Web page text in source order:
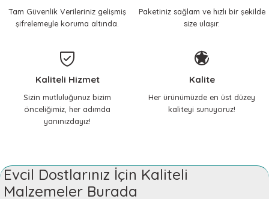
Tam Güvenlik Verileriniz gelişmiş
şifrelemeyle koruma altında.
Paketiniz sağlam ve hızlı bir şekilde
size ulaşır.
Kaliteli Hizmet
Sizin mutluluğunuz bizim
önceliğimiz, her adımda
yanınızdayız!
Kalite
Her ürünümüzde en üst düzey
kaliteyi sunuyoruz!
Evcil Dostlarınız İçin Kaliteli
Malzemeler Burada